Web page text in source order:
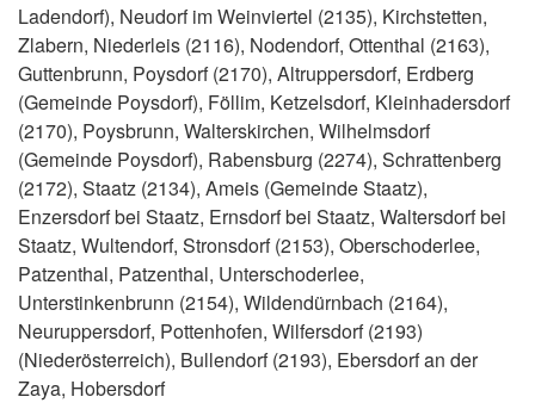
Ladendorf), Neudorf im Weinviertel (2135), Kirchstetten,
Zlabern, Niederleis (2116), Nodendorf, Ottenthal (2163),
Guttenbrunn, Poysdorf (2170), Altruppersdorf, Erdberg
(Gemeinde Poysdorf), Föllim, Ketzelsdorf, Kleinhadersdorf
(2170), Poysbrunn, Walterskirchen, Wilhelmsdorf
(Gemeinde Poysdorf), Rabensburg (2274), Schrattenberg
(2172), Staatz (2134), Ameis (Gemeinde Staatz),
Enzersdorf bei Staatz, Ernsdorf bei Staatz, Waltersdorf bei
Staatz, Wultendorf, Stronsdorf (2153), Oberschoderlee,
Patzenthal, Patzenthal, Unterschoderlee,
Unterstinkenbrunn (2154), Wildendürnbach (2164),
Neuruppersdorf, Pottenhofen, Wilfersdorf (2193)
(Niederösterreich), Bullendorf (2193), Ebersdorf an der
Zaya, Hobersdorf